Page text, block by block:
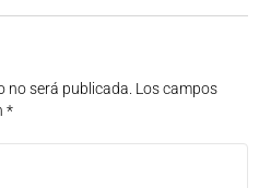
no será publicada. Los campos
*